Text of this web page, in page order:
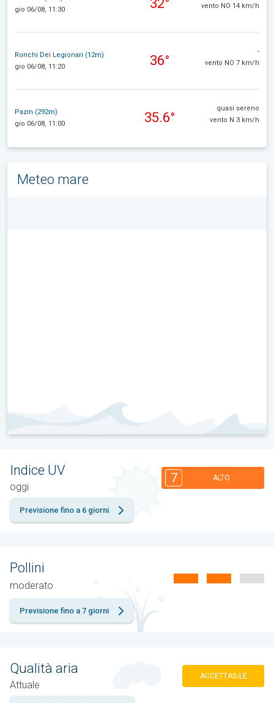
gio 06/08, 11:30
32° vento NO 14 km/h
Ronchi Dei Legionari (12m)
gio 06/08, 11:20
36°
-
vento NO 7 km/h
Pazin (292m)
gio 06/08, 11:00
35.6°
quasi sereno
vento N 3 km/h
Meteo mare
Indice UV
oggi
7 ALTO
Previsione fino a 6 giorni
Pollini
moderato
Previsione fino a 7 giorni
Qualità aria
Attuale
ACCETTABILE